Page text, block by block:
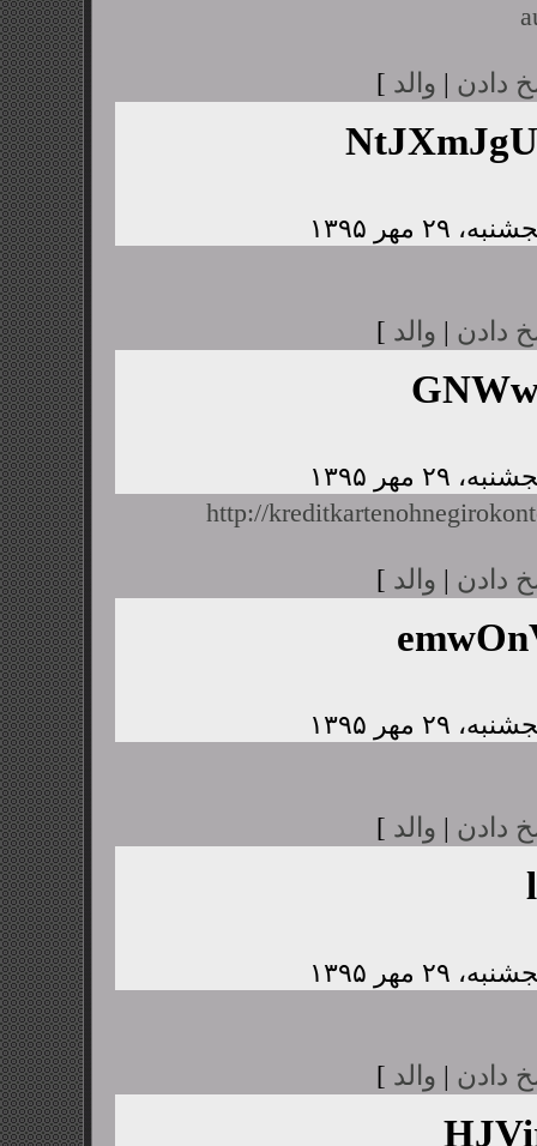
دادن | والد ]
دادن | والد ]
http://
دادن | والد ]
دادن | والد ]
دادن | والد ]